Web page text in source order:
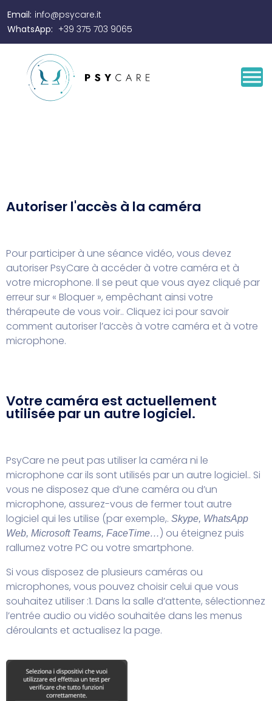
Email: info@psycare.it
WhatsApp: +39 375 703 9065
Autoriser l'accès à la caméra
Pour participer à une séance vidéo, vous devez
autoriser PsyCare à accéder à votre caméra et à
votre microphone. Il se peut que vous ayez cliqué par
erreur sur « Bloquer », empêchant ainsi votre
thérapeute de vous voir.. Cliquez ici pour savoir
comment autoriser l’accès à votre caméra et à votre
microphone.
Votre caméra est actuellement
utilisée par un autre logiciel.
PsyCare ne peut pas utiliser la caméra ni le
microphone car ils sont utilisés par un autre logiciel.. Si
vous ne disposez que d’une caméra ou d’un
microphone, assurez-vous de fermer tout autre
logiciel qui les utilise (par exemple,. Skype, WhatsApp
Web, Microsoft Teams, FaceTime…) ou éteignez puis
rallumez votre PC ou votre smartphone.
Si vous disposez de plusieurs caméras ou
microphones, vous pouvez choisir celui que vous
souhaitez utiliser :1. Dans la salle d’attente, sélectionnez
l’entrée audio ou vidéo souhaitée dans les menus
déroulants et actualisez la page.